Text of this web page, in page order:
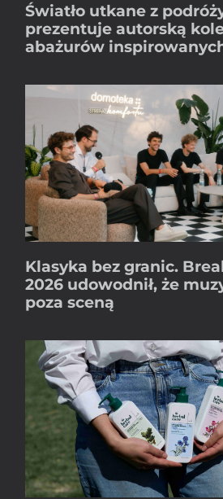
Światło utkane z
prezentuje autorską
abażurów
Klasyka bez granic.
2026 udowodnił, że
poza sceną